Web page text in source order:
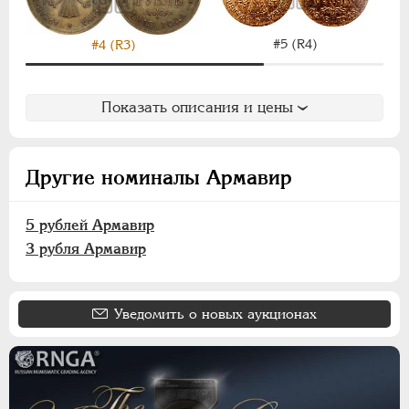
#4 (R3) #5 (R4)
Показать описания и цены
Другие номиналы Армавир
5 рублей Армавир
3 рубля Армавир
Уведомить о новых аукционах